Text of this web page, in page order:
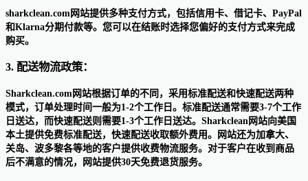
sharkclean.com网站提供多种支付方式，包括信用卡、借记卡、PayPal
和Klarna分期付款等。您可以在结账时选择您偏好的支付方式来完成
购买。
3. 配送物流政策：
Sharkclean.com网站根据订单的不同，采用标准配送和快速配送两种
模式，订单处理时间一般为1-2个工作日。标准配送通常需要3-7个工作
日送达，而快速配送则需要1-3个工作日送达。Sharkclean网站向美国
本土提供免费标准配送，快速配送收取额外费用。网站还为加拿大、
关岛、波多黎各等地的客户提供收费物流服务。对于客户在收到商品
后不满意的情况，网站提供30天免费退货服务。